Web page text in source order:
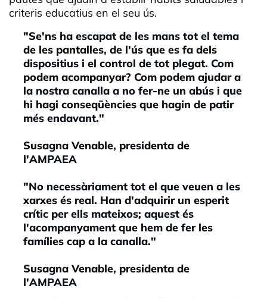
criteris educatius en el seu ús.
"Se'ns ha escapat de les mans tot el tema
de les pantalles, de l'ús que es fa dels
dispositius i el control de tot plegat. Com
podem acompanyar? Com podem ajudar a
la nostra canalla a no fer-ne un abús i que
hi hagi conseqüències que hagin de patir
més endavant."
Susagna Venable, presidenta de
l'AMPAEA
"No necessàriament tot el que veuen a les
xarxes és real. Han d'adquirir un esperit
crític per ells mateixos; aquest és
l'acompanyament que hem de fer les
famílies cap a la canalla."
Susagna Venable, presidenta de
l'AMPAEA